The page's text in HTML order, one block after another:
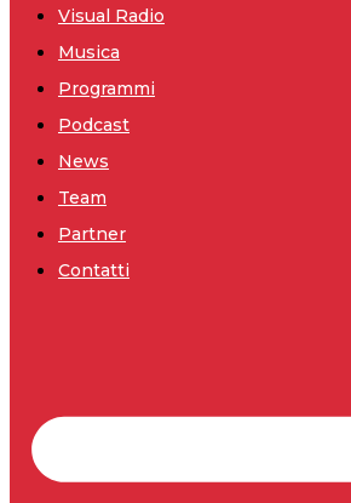
Visual Radio
Musica
Programmi
Podcast
News
Team
Partner
Contatti